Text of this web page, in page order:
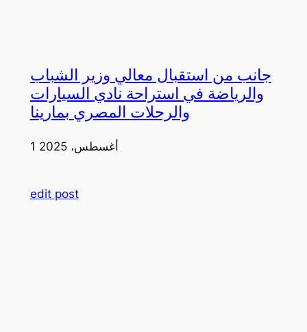
جانب من استقبال معالي وزير الشباب
والرياضة في استراحة نادي السيارات
والرحلات المصري بمارينا
1 أغسطس، 2025
edit post